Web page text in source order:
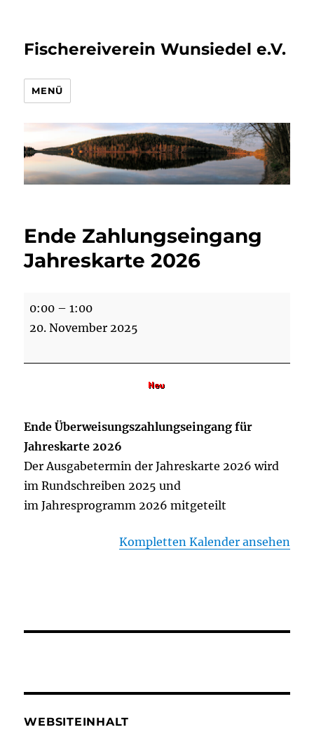
Fischereiverein Wunsiedel e.V.
MENÜ
Ende Zahlungseingang
Jahreskarte 2026
Ende
Zahlungseingang
2026
0:00 –1:00
20. November 2025
Ende Überweisungszahlungseingang für
Jahreskarte 2026
Der Ausgabetermin der Jahreskarte 2026 wird
im Rundschreiben 2025 und
im Jahresprogramm 2026 mitgeteilt
Kompletten Kalender ansehen
WEBSITEINHALT